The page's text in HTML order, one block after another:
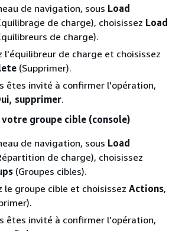
de navigation, sous Load
de charge), choisissez Load
de charge).
l'équilibreur de charge et choisissez
(Supprimer).
êtes invité à confirmer l'opération,
supprimer.
groupe cible (console)
de navigation, sous Load
de charge), choisissez
(Groupes cibles).
le groupe cible et choisissez Actions,
êtes invité à confirmer l’opération,